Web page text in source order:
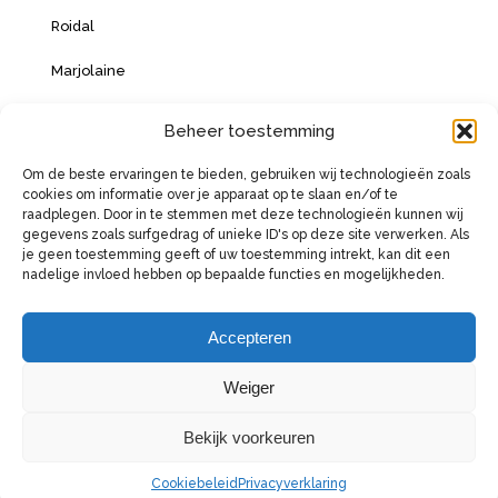
Beheer toestemming
Om de beste ervaringen te bieden, gebruiken wij technologieën zoals
cookies om informatie over je apparaat op te slaan en/of te
raadplegen. Door in te stemmen met deze technologieën kunnen wij
gegevens zoals surfgedrag of unieke ID's op deze site verwerken. Als
je geen toestemming geeft of uw toestemming intrekt, kan dit een
nadelige invloed hebben op bepaalde functies en mogelijkheden.
Accepteren
Weiger
Bekijk voorkeuren
CookiebeleidPrivacyverklaring
Roidal
Marjolaine
BETAALMOGELIJKHEDEN